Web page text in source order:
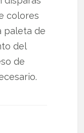
colores
paleta de
del
de